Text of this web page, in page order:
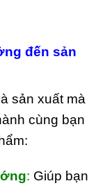
đến sản
sản xuất mà
cùng bạn
: Giúp bạn